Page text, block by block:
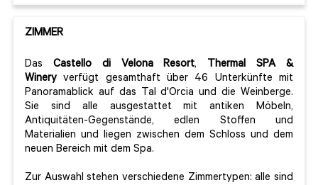
ZIMMER
Das Castello di VelonaResort, Thermal SPA&
Wineryverfügt gesamthaft über 46 Unterkünfte mit
Panoramablick auf das Tal d'Orcia und die Weinberge.
Sie sind alle ausgestattet mit antiken Möbeln,
Antiquitäten-Gegenstände, edlen Stoffen und
Materialien und liegen zwischen dem Schloss und dem
neuen Bereich mit dem Spa.
Zur Auswahl stehen verschiedene Zimmertypen: alle sind